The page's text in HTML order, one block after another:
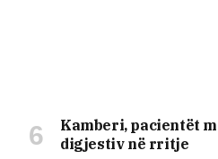
Kamberi, pacientët
digjestiv në rritje